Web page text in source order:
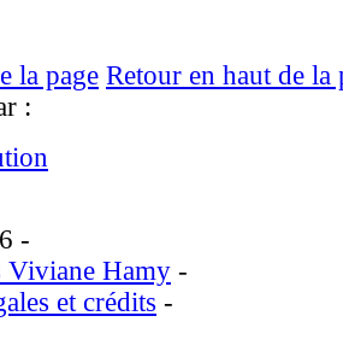
la page Retour en haut de la
:
-
Viviane Hamy -
et crédits -